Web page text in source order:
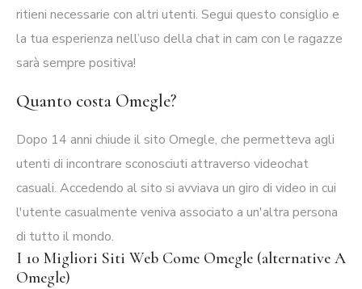
ritieni necessarie con altri utenti. Segui questo consiglio e
la tua esperienza nell’uso della chat in cam con le ragazze
sarà sempre positiva!
Quanto costa Omegle?
Dopo 14 anni chiude il sito Omegle, che permetteva agli
utenti di incontrare sconosciuti attraverso videochat
casuali. Accedendo al sito si avviava un giro di video in cui
l'utente casualmente veniva associato a un'altra persona
di tutto il mondo.
I 10 Migliori Siti Web Come Omegle (alternative A
Omegle)